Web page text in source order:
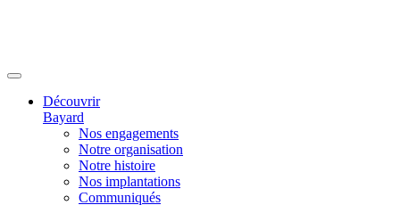
Découvrir
Bayard
Nos engagements
Notre organisation
Notre histoire
Nos implantations
Communiqués